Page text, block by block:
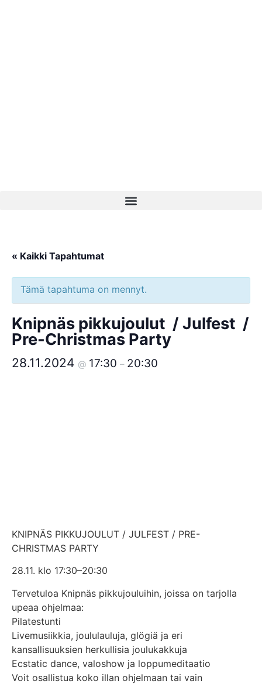
« Kaikki Tapahtumat
Tämä tapahtuma on mennyt.
Knipnäs pikkujoulut / Julfest /
Pre-Christmas Party
28.11.2024 @ 17:30 – 20:30
KNIPNÄS PIKKUJOULUT / JULFEST / PRE-
CHRISTMAS PARTY
28.11. klo 17:30–20:30
Tervetuloa Knipnäs pikkujouluihin, joissa on tarjolla
upeaa ohjelmaa:
Pilatestunti
Livemusiikkia, joululauluja, glögiä ja eri
kansallisuuksien herkullisia joulukakkuja
Ecstatic dance, valoshow ja loppumeditaatio
Voit osallistua koko illan ohjelmaan tai vain